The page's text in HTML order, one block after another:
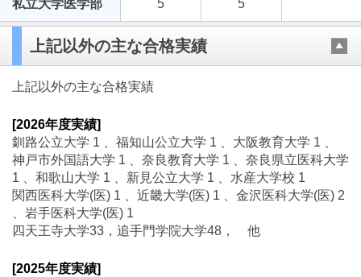
私立大学医学部 5 5
上記以外の主な合格実績
上記以外の主な合格実績
[2026年度実績]
釧路公立大学 1 、福知山公立大学 1 、大阪教育大学 1 、
神戸市外国語大学 1 、奈良教育大学 1 、奈良県立医科大学
1 、和歌山大学 1 、新見公立大学 1 、水産大学校 1
関西医科大学(医) 1 、近畿大学(医) 1 、金沢医科大学(医) 2
、岩手医科大学(医) 1
四天王寺大学33，追手門学院大学48， 他
[2025年度実績]